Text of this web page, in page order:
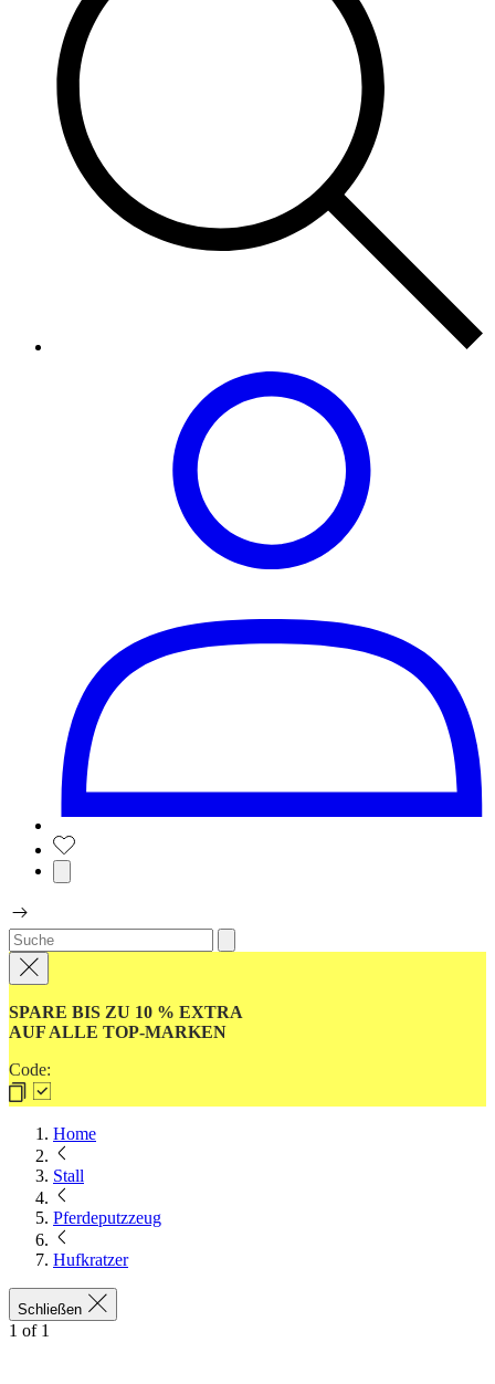
SPARE BIS ZU 10 % EXTRA
AUF ALLE TOP-MARKEN
Code:
Home
Stall
Pferdeputzzeug
Hufkratzer
Schließen
1 of 1